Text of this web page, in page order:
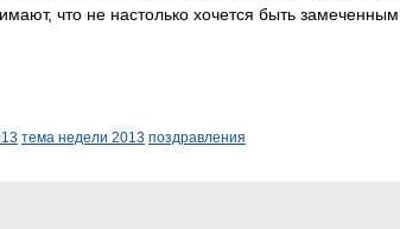
что не настолько хочется быть
тема недели 2013 поздравления